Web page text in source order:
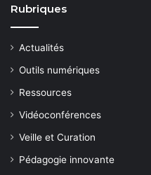
Rubriques
Actualités
Outils numériques
Ressources
Vidéoconférences
Veille et Curation
Pédagogie innovante